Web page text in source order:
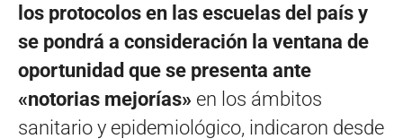
los protocolos en las escuelas del país y
se pondrá a consideración la ventana de
oportunidad que se presenta ante
«notorias mejorías» en los ámbitos
sanitario y epidemiológico, indicaron desde